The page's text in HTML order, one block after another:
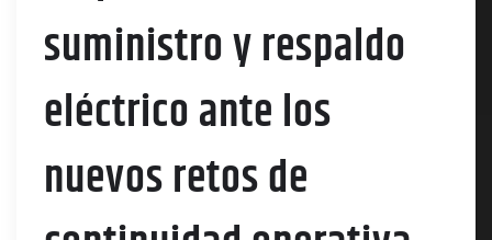
suministro y respaldo
eléctrico ante los
nuevos retos de